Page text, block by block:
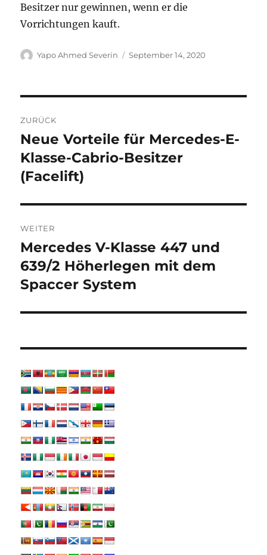
Besitzer nur gewinnen, wenn er die
Vorrichtungen kauft.
Autor
Yapo Ahmed Severin
Veröffentlicht
September 14, 2020
ZURÜCK
Vorheriger
Beitrag:
Neue Vorteile für Mercedes-E-
Klasse-Cabrio-Besitzer
(Facelift)
WEITER
Nächster
Beitrag:
Mercedes V-Klasse 447 und
639/2 Höherlegen mit dem
Spaccer System